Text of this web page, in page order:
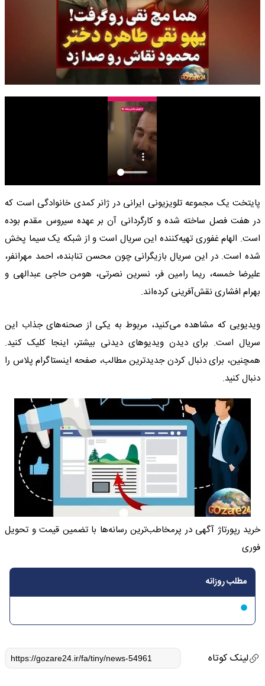
پایتخت یک مجموعه تلویزیونی ایرانی در ژانر کمدی خانوادگی است که
در هفت فصل ساخته شده و کارگردانی آن بر عهده سیروس مقدم بوده
است. الهام غفوری تهیه‌کننده این سریال است و از شبکه یک سیما پخش
شده است. در این سریال بازیگرانی چون محسن تنابنده، احمد مهرانفر،
علیرضا خمسه، ریما رامین فر، نسرین نصرتی، هومن حاجی عبدالهی و
بهرام افشاری نقش‌آفرینی کرده‌اند.
ویدیویی که مشاهده می‌کنید، مربوط به یکی از صحنه‌های جذاب این
سریال است. برای دیدن ویدیوهای دیدنی بیشتر، اینجا کلیک کنید.
همچنین، برای دنبال کردن جدیدترین مطالب، صفحه اینستاگرام پلاس را
دنبال کنید.
خرید رپورتاژ آگهی در پرمخاطب‌ترین رسانه‌ها با تضمین قیمت و تحویل
فوری
مطلب روزانه
لینک کوتاه